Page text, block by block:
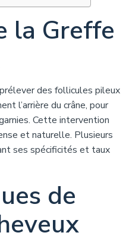
la Greffe
des follicules pileux
l’arrière du crâne, pour
Cette intervention
et naturelle. Plusieurs
ses spécificités et taux
de